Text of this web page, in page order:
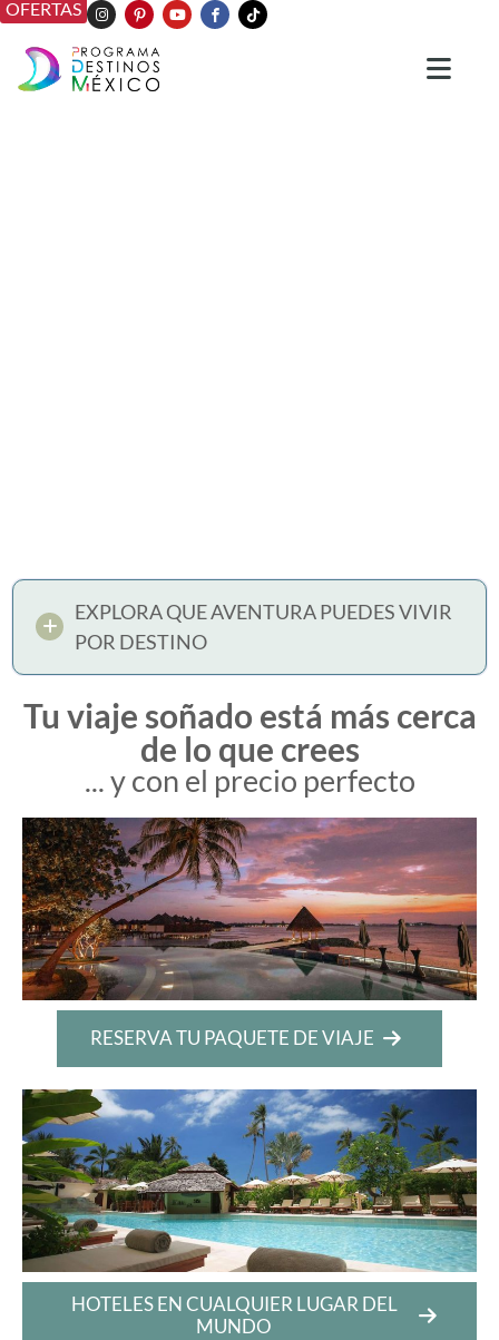
OFERTAS
EXPLORA QUE AVENTURA PUEDES VIVIR
POR DESTINO
Tu viaje soñado está más cerca
de lo que crees
... y con el precio perfecto
RESERVA TU PAQUETE DE VIAJE
HOTELES EN CUALQUIER LUGAR DEL
MUNDO